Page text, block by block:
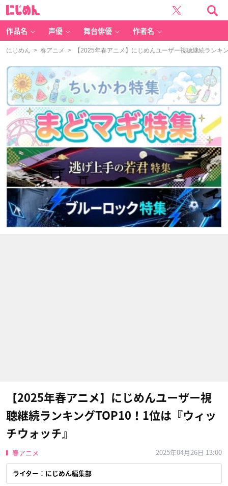
作品名 声優 舞台俳優 作者名
にじめん > 春アニメ > 【2025年春アニメ】にじめんユーザー視聴継続ランキ
【2025年春アニメ】にじめんユーザー視
聴継続ランキングTOP10！1位は『ウィッ
チウォッチ』
春アニメ 2025年04月26日 13:00
ライター：にじめん編集部